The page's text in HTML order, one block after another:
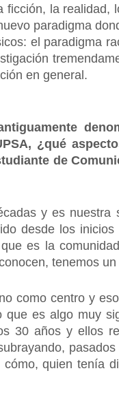
la realidad,
paradigma
el paradigma
en general.
¿qué
de
y es nuestra
desde los
es la
tenemos
como centro y
es algo muy
30 años y ellos
quien tenía